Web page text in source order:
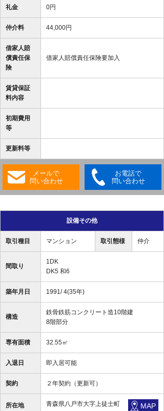
礼金 0円
仲介料 44,000円
借家人賠
償責任保
険
借家人賠償責任保険要加入
賃貸保証
料内容
初期費用
等
更新料等
メールで
問い合わせ
お電話で
問い合わせ
設備その他
取引種目 マンション 取引態様 仲介
間取り
1DK
DK5 和6
築年月日 1991/ 4(35年)
構造
鉄骨鉄筋コンクリート造10階建
8階部分
専有面積 32.55㎡
入退日 即入居可能
契約 ２年契約（更新可）
所在地 青森県八戸市大字上徒士町 MAP